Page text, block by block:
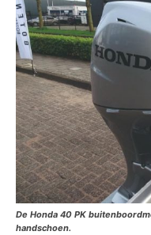
De Honda 40 PK
handschoen.